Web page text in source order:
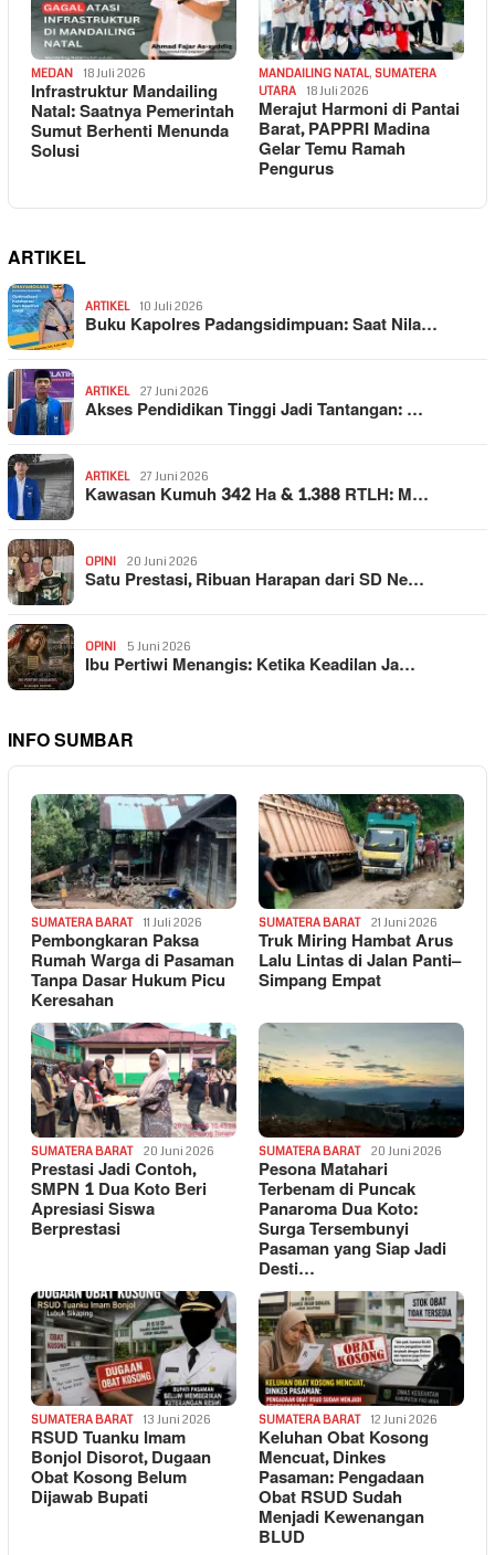
MEDAN 18 Juli 2026
Infrastruktur Mandailing
Natal: Saatnya Pemerintah
Sumut Berhenti Menunda
Solusi
MANDAILING NATAL, SUMATERA
UTARA
18 Juli 2026
Merajut Harmoni di Pantai
Barat, PAPPRI Madina
Gelar Temu Ramah
Pengurus
ARTIKEL
ARTIKEL 10 Juli 2026
Buku Kapolres Padangsidimpuan: Saat Nila…
ARTIKEL 27 Juni 2026
Akses Pendidikan Tinggi Jadi Tantangan: …
ARTIKEL 27 Juni 2026
Kawasan Kumuh 342 Ha & 1.388 RTLH: M…
OPINI 20 Juni 2026
Satu Prestasi, Ribuan Harapan dari SD Ne…
OPINI 5 Juni 2026
Ibu Pertiwi Menangis: Ketika Keadilan Ja…
INFO SUMBAR
SUMATERA BARAT 11 Juli 2026
Pembongkaran Paksa
Rumah Warga di Pasaman
Tanpa Dasar Hukum Picu
Keresahan
SUMATERA BARAT 21 Juni 2026
Truk Miring Hambat Arus
Lalu Lintas di Jalan Panti–
Simpang Empat
SUMATERA BARAT 20 Juni 2026
Prestasi Jadi Contoh,
SMPN 1 Dua Koto Beri
Apresiasi Siswa
Berprestasi
SUMATERA BARAT 20 Juni 2026
Pesona Matahari
Terbenam di Puncak
Panaroma Dua Koto:
Surga Tersembunyi
Pasaman yang Siap Jadi
Desti…
SUMATERA BARAT 13 Juni 2026
RSUD Tuanku Imam
Bonjol Disorot, Dugaan
Obat Kosong Belum
Dijawab Bupati
SUMATERA BARAT 12 Juni 2026
Keluhan Obat Kosong
Mencuat, Dinkes
Pasaman: Pengadaan
Obat RSUD Sudah
Menjadi Kewenangan
BLUD